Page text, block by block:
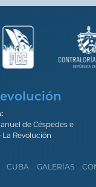
de Céspedes e
La Revolución
CUBA GALERÍAS